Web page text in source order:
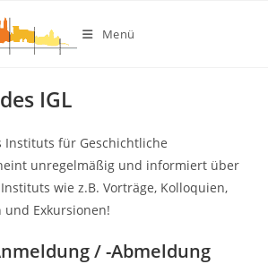
Menü
IGL
Instituts für Geschichtliche
unregelmäßig und informiert über
wie z.B. Vorträge, Kolloquien,
Exkursionen!
/ -Abmeldung